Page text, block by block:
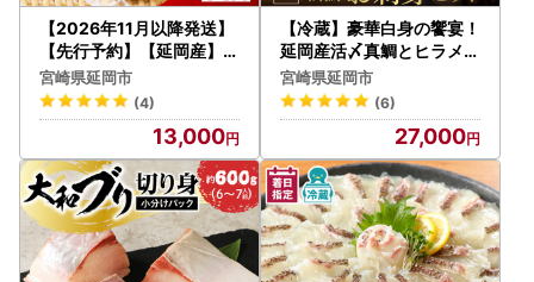
【2026年11月以降発送】
【先行予約】【延岡産】小
分けで便利！冷凍子持ち鮎
１kg N017-YA3402
宮崎県延岡市
(4)
13,000
【冷蔵】豪華白身の饗宴！
延岡産活〆真鯛とヒラメの
新鮮お刺身セット N019-Y
B723
宮崎県延岡市
(6)
27,000